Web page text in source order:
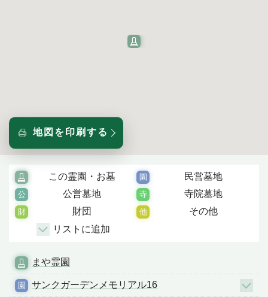
地図を印刷する
この霊園・お墓
民営墓地
公営墓地
寺院墓地
財団
その他
リストに追加
まや霊園
サンクガーデンメモリアル16